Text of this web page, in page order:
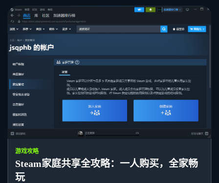
游戏攻略
Steam家庭共享全攻略：一人购买，全家畅
玩